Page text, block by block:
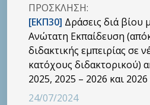
ΠΡΟΣΚΛΗΣΗ:
[ΕΚΠ30] Δράσεις διά βίου
Ανώτατη Εκπαίδευση
διδακτικής εμπειρίας σε
κατόχους διδακτορικού)
2025, 2025 – 2026 και
24/07/2024